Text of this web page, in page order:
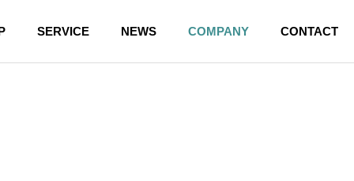
SERVICE NEWS COMPANY CONTACT